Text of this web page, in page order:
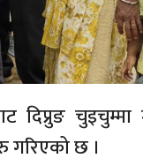
दिप्रुङ
गरिएको छ ।